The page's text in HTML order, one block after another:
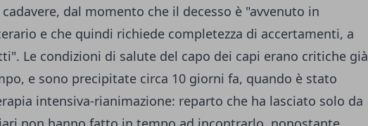
cadavere, dal momento che il decesso è "avvenuto in
e che quindi richiede completezza di accertamenti, a
Le condizioni di salute del capo dei capi erano critiche già
e sono precipitate circa 10 giorni fa, quando è stato
intensiva-rianimazione: reparto che ha lasciato solo da